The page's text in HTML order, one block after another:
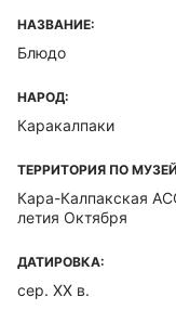
НАЗВАНИЕ:
Блюдо
НАРОД:
Каракалпаки
ТЕРРИТОРИЯ ПО
Кара-Калпакская
летия Октября
ДАТИРОВКА:
сер. XX в.